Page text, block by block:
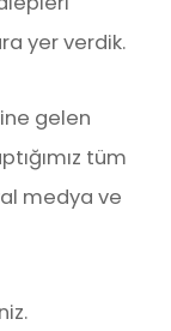
yer verdik.
gelen
tüm
medya ve